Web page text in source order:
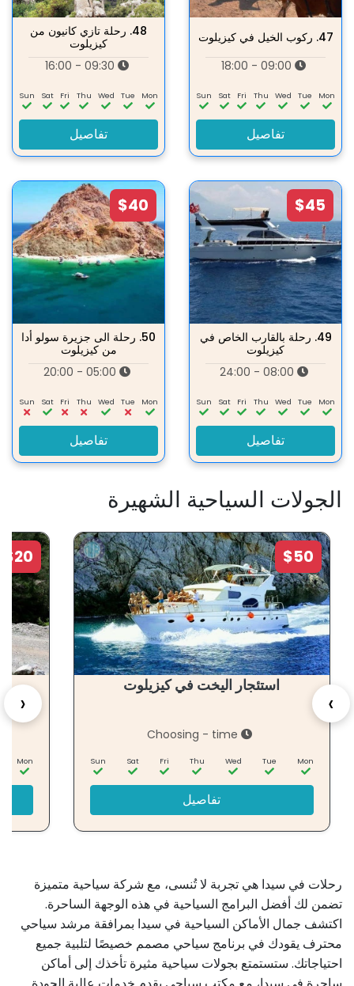
47. ركوب الخيل في کیزیلوت
Mon
Tue
Wed
Thu
Fri
Sat
Sun
تفاصيل
48. رحلة تازي كانيون من
كيزيلوت
Mon
Tue
Wed
Thu
Fri
Sat
Sun
تفاصيل
$45
49. رحلة بالقارب الخاص في
كيزيلوت
Mon
Tue
Wed
Thu
Fri
Sat
Sun
تفاصيل
$40
50. رحلة الى جزيرة سولو أدا
من کیزیلوت
Mon
Tue
Wed
Thu
Fri
Sat
Sun
تفاصيل
الجولات السياحية الشهيرة
‹
$50
استئجار اليخت في كيزيلوت
Choosing - time
Mon
Tue
Wed
Thu
Fri
Sat
Sun
تفاصيل
$20
Mon
›
رحلات في سيدا هي تجربة لا تُنسى، مع شركة سياحية متميزة
تضمن لك أفضل البرامج السياحية في هذه الوجهة الساحرة.
اكتشف جمال الأماكن السياحية في سيدا بمرافقة مرشد سياحي
محترف يقودك في برنامج سياحي مصمم خصيصًا لتلبية جميع
احتياجاتك. ستستمتع بجولات سياحية مثيرة تأخذك إلى أماكن